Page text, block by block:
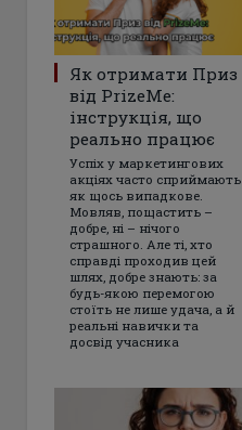
Як отримати Приз
від PrizeMe:
інструкція, що
реально працює
Успіх у маркетингових
акціях часто сприймають
як щось випадкове.
Мовляв, пощастить –
добре, ні – нічого
страшного. Але ті, хто
справді проходив цей
шлях, добре знають: за
будь-якою перемогою
стоїть не лише удача, а й
реальні навички та
досвід учасника